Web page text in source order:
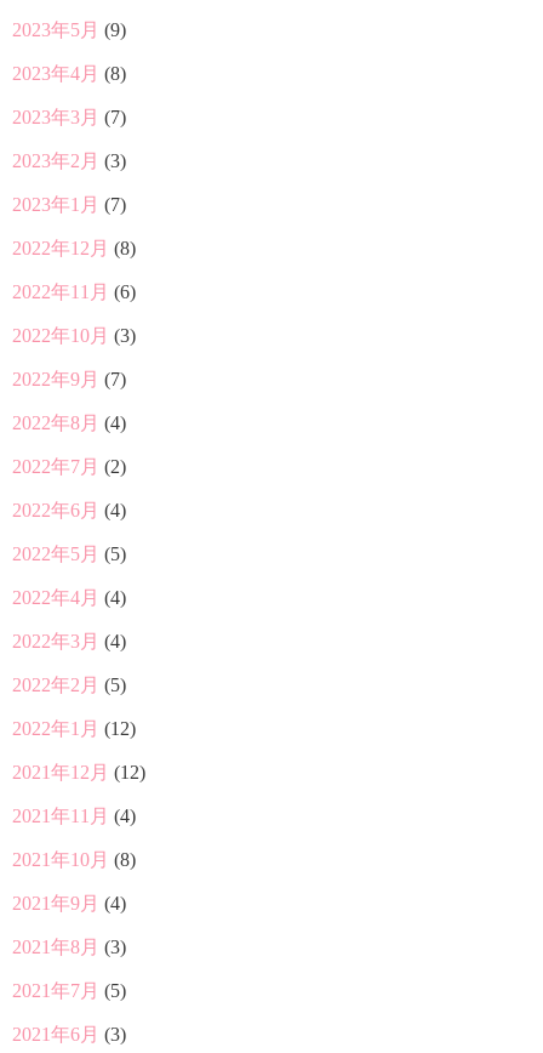
2023年5月 (9)
2023年4月 (8)
2023年3月 (7)
2023年2月 (3)
2023年1月 (7)
2022年12月 (8)
2022年11月 (6)
2022年10月 (3)
2022年9月 (7)
2022年8月 (4)
2022年7月 (2)
2022年6月 (4)
2022年5月 (5)
2022年4月 (4)
2022年3月 (4)
2022年2月 (5)
2022年1月 (12)
2021年12月 (12)
2021年11月 (4)
2021年10月 (8)
2021年9月 (4)
2021年8月 (3)
2021年7月 (5)
2021年6月 (3)